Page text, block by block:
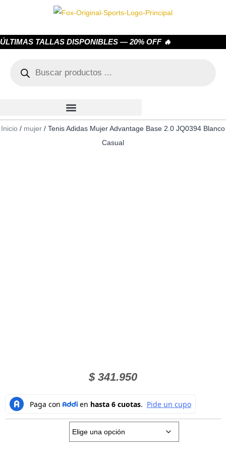
ÚLTIMAS TALLAS DISPONIBLES — 20% OFF 🔥
Inicio / mujer / Tenis Adidas Mujer Advantage Base 2.0 JQ0394 Blanco
Casual
$341.950